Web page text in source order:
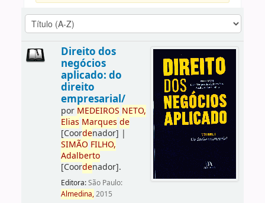
Direito dos
negócios
aplicado: do
direito
empresarial/
por MEDEIROS NETO,
Elias Marques de
[Coordenador] |
SIMÃO FILHO,
Adalberto
[Coordenador].
Editora:São Paulo:
Almedina,2015